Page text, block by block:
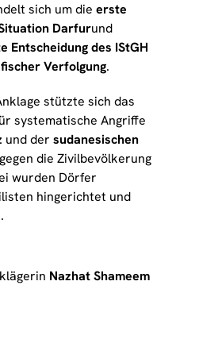
sich um die erste
Darfurund
Entscheidung des IStGH
Verfolgung.
stützte sich das
systematische Angriffe
und der sudanesischen
die Zivilbevölkerung
wurden Dörfer
hingerichtet und
Nazhat Shameem